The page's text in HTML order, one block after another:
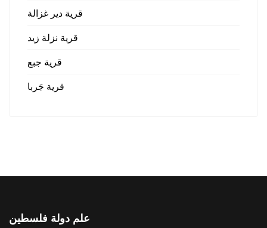
قرية دير غزالة
قرية نزلة زيد
قرية جبع
قرية جَربا
علم دولة فلسطين